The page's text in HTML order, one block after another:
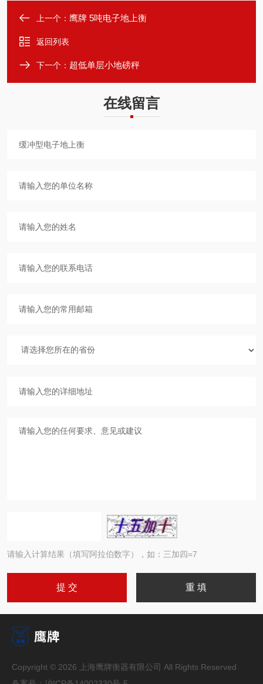
上一个： 鹰牌 5吨电子地上衡
返回列表
下一个： 超低单层小地磅秤
在线留言
请输入计算结果（填写阿拉伯数字），如：三加四=7
Copyright © 2026 上海鹰牌衡器有限公司 All Rights Reserved